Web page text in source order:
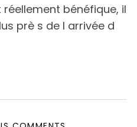
bénéfique, il
prè s de l arrivée d